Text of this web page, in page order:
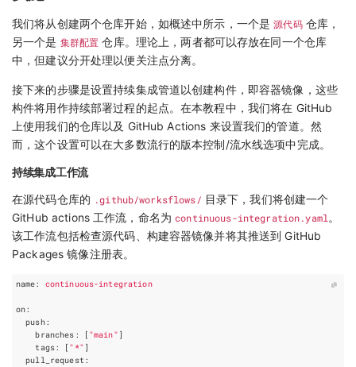
我们将从创建两个仓库开始，如概述中所示，一个是源代码仓库，
另一个是 集群配置 仓库。理论上，两者都可以存放在同一个仓库
中，但建议分开处理以便关注点分离。
接下来的步骤是设置持续集成管道以创建构件，即容器镜像，这些
构件将用作持续部署过程的起点。在本教程中，我们将在 GitHub
上使用我们的仓库以及 GitHub Actions 来设置我们的管道。然
而，这个设置可以在大多数流行的版本控制/流水线选项中完成。
持续集成工作流
在源代码仓库的 .github/worksflows/ 目录下，我们将创建一个
GitHub actions 工作流，命名为continuous-integration.yaml 。
该工作流包括检查源代码、构建容器镜像并将其推送到 GitHub
Packages 镜像注册表。
name: continuous-integration
on:
push:
branches : [ "main" ]
tags: [ "*" ]
pull_request :